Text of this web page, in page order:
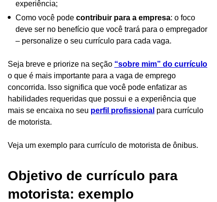
experiência;
Como você pode contribuir para a empresa: o foco
deve ser no benefício que você trará para o empregador
– personalize o seu currículo para cada vaga.
Seja breve e priorize na seção “sobre mim” do currículo
o que é mais importante para a vaga de emprego
concorrida. Isso significa que você pode enfatizar as
habilidades requeridas que possui e a experiência que
mais se encaixa no seu perfil profissional para currículo
de motorista.
Veja um exemplo para currículo de motorista de ônibus.
Objetivo de currículo para
motorista: exemplo